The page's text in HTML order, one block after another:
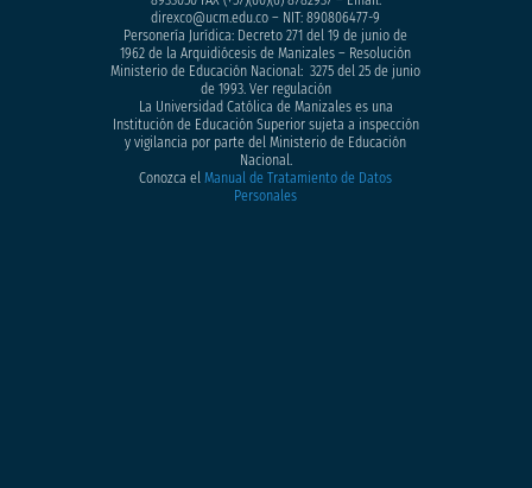
direxco@ucm.edu.co – NIT: 890806477-9
Personería Jurídica: Decreto 271 del 19 de junio de
1962 de la Arquidiócesis de Manizales – Resolución
Ministerio de Educación Nacional: 3275 del 25 de junio
de 1993. Ver regulación
La Universidad Católica de Manizales es una
Institución de Educación Superior sujeta a inspección
y vigilancia por parte del Ministerio de Educación
Nacional.
Conozca elManual de Tratamiento de Datos
Personales